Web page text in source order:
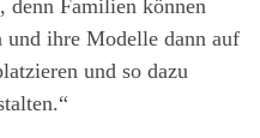
denn Familien können
und ihre Modelle dann auf
und so dazu